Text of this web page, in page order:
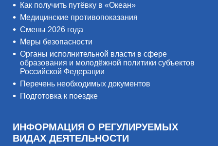
Как получить путёвку в «Океан»
Медицинские противопоказания
Смены 2026 года
Меры безопасности
Органы исполнительной власти в сфере
образования и молодёжной политики субъектов
Российской Федерации
Перечень необходимых документов
Подготовка к поездке
ИНФОРМАЦИЯ О РЕГУЛИРУЕМЫХ
ВИДАХ ДЕЯТЕЛЬНОСТИ